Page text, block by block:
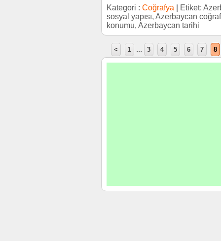
Kategori : Coğrafya | Etiket:
sosyal yapısı, Azerbaycan
konumu, Azerbaycan tarihi
< 1 ... 3 4 5 6 7 8